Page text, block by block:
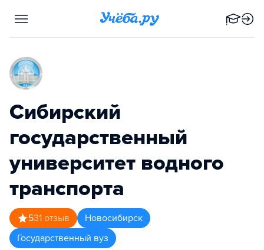
Сибирский
государственный
университет водного
транспорта
531 отзыв
Новосибирск
Государственный вуз